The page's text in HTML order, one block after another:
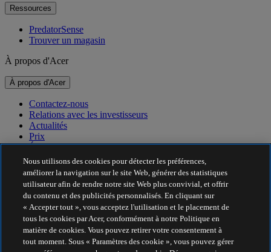
Ressources
PredatorSense
Trouver un magasin
À propos d'Acer
À propos d'Acer
Contactez-nous
Relations avec les investisseurs
Actualités
Prix
Événements
Développement durable
Développement durable
Responsabilité sociale de l'entreprise
Empreinte carbone du produit
Project Humanity
Earthion
Nous utilisons des cookies pour détecter les préférences,
améliorer la navigation sur le site Web, générer des statistiques
utilisateur afin de rendre notre site Web plus convivial, et offrir
du contenu et des publicités personnalisés. En cliquant sur
« Accepter tout », vous acceptez l'utilisation et le placement de
tous les cookies par Acer, conformément à notre Politique en
matière de cookies. Vous pouvez retirer votre consentement à
tout moment. Sous « Paramètres des cookie », vous pouvez gérer